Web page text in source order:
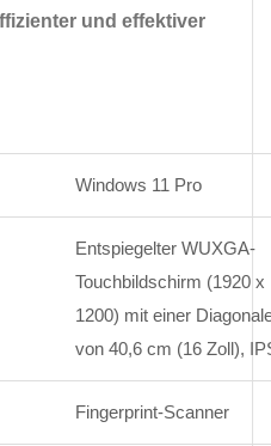
und effektiver
Windows 11 Pro
Entspiegelter WUXGA-
Touchbildschirm (1920 x
1200) mit einer
von 40,6 cm (16 Zoll),
Fingerprint-Scanner